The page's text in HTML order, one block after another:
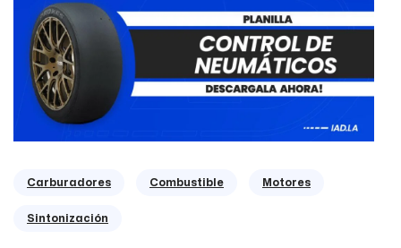
Carburadores Combustible Motores
Sintonización